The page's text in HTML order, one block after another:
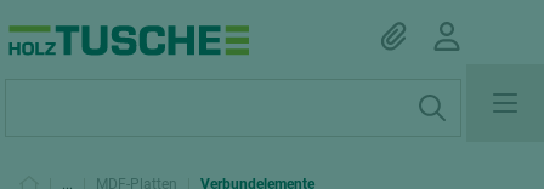
... MDF-Platten Verbundelemente